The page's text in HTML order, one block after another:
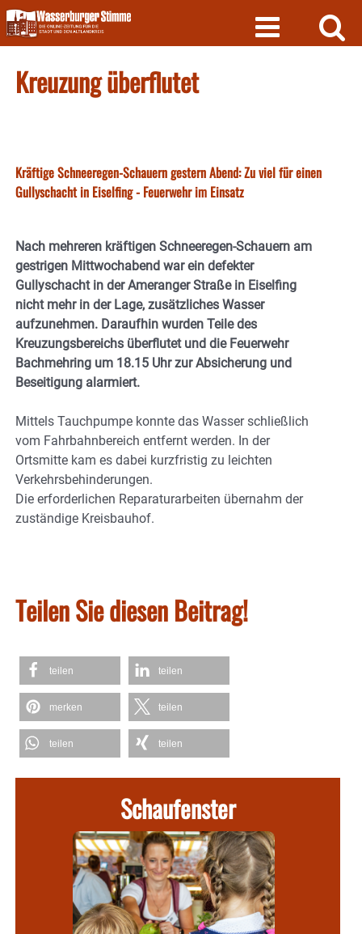
Skip
to
content
Kreuzung überflutet
Kräftige Schneeregen-Schauern gestern Abend: Zu viel für einen
Gullyschacht in Eiselfing - Feuerwehr im Einsatz
Nach mehreren kräftigen Schneeregen-Schauern am
gestrigen Mittwochabend war ein defekter
Gullyschacht in der Ameranger Straße in Eiselfing
nicht mehr in der Lage, zusätzliches Wasser
aufzunehmen. Daraufhin wurden Teile des
Kreuzungsbereichs überflutet und die Feuerwehr
Bachmehring um 18.15 Uhr zur Absicherung und
Beseitigung alarmiert.
Mittels Tauchpumpe konnte das Wasser schließlich
vom Fahrbahnbereich entfernt werden. In der
Ortsmitte kam es dabei kurzfristig zu leichten
Verkehrsbehinderungen.
Die erforderlichen Reparaturarbeiten übernahm der
zuständige Kreisbauhof.
Teilen Sie diesen Beitrag!
teilen teilen
merken teilen
teilen teilen
Schaufenster